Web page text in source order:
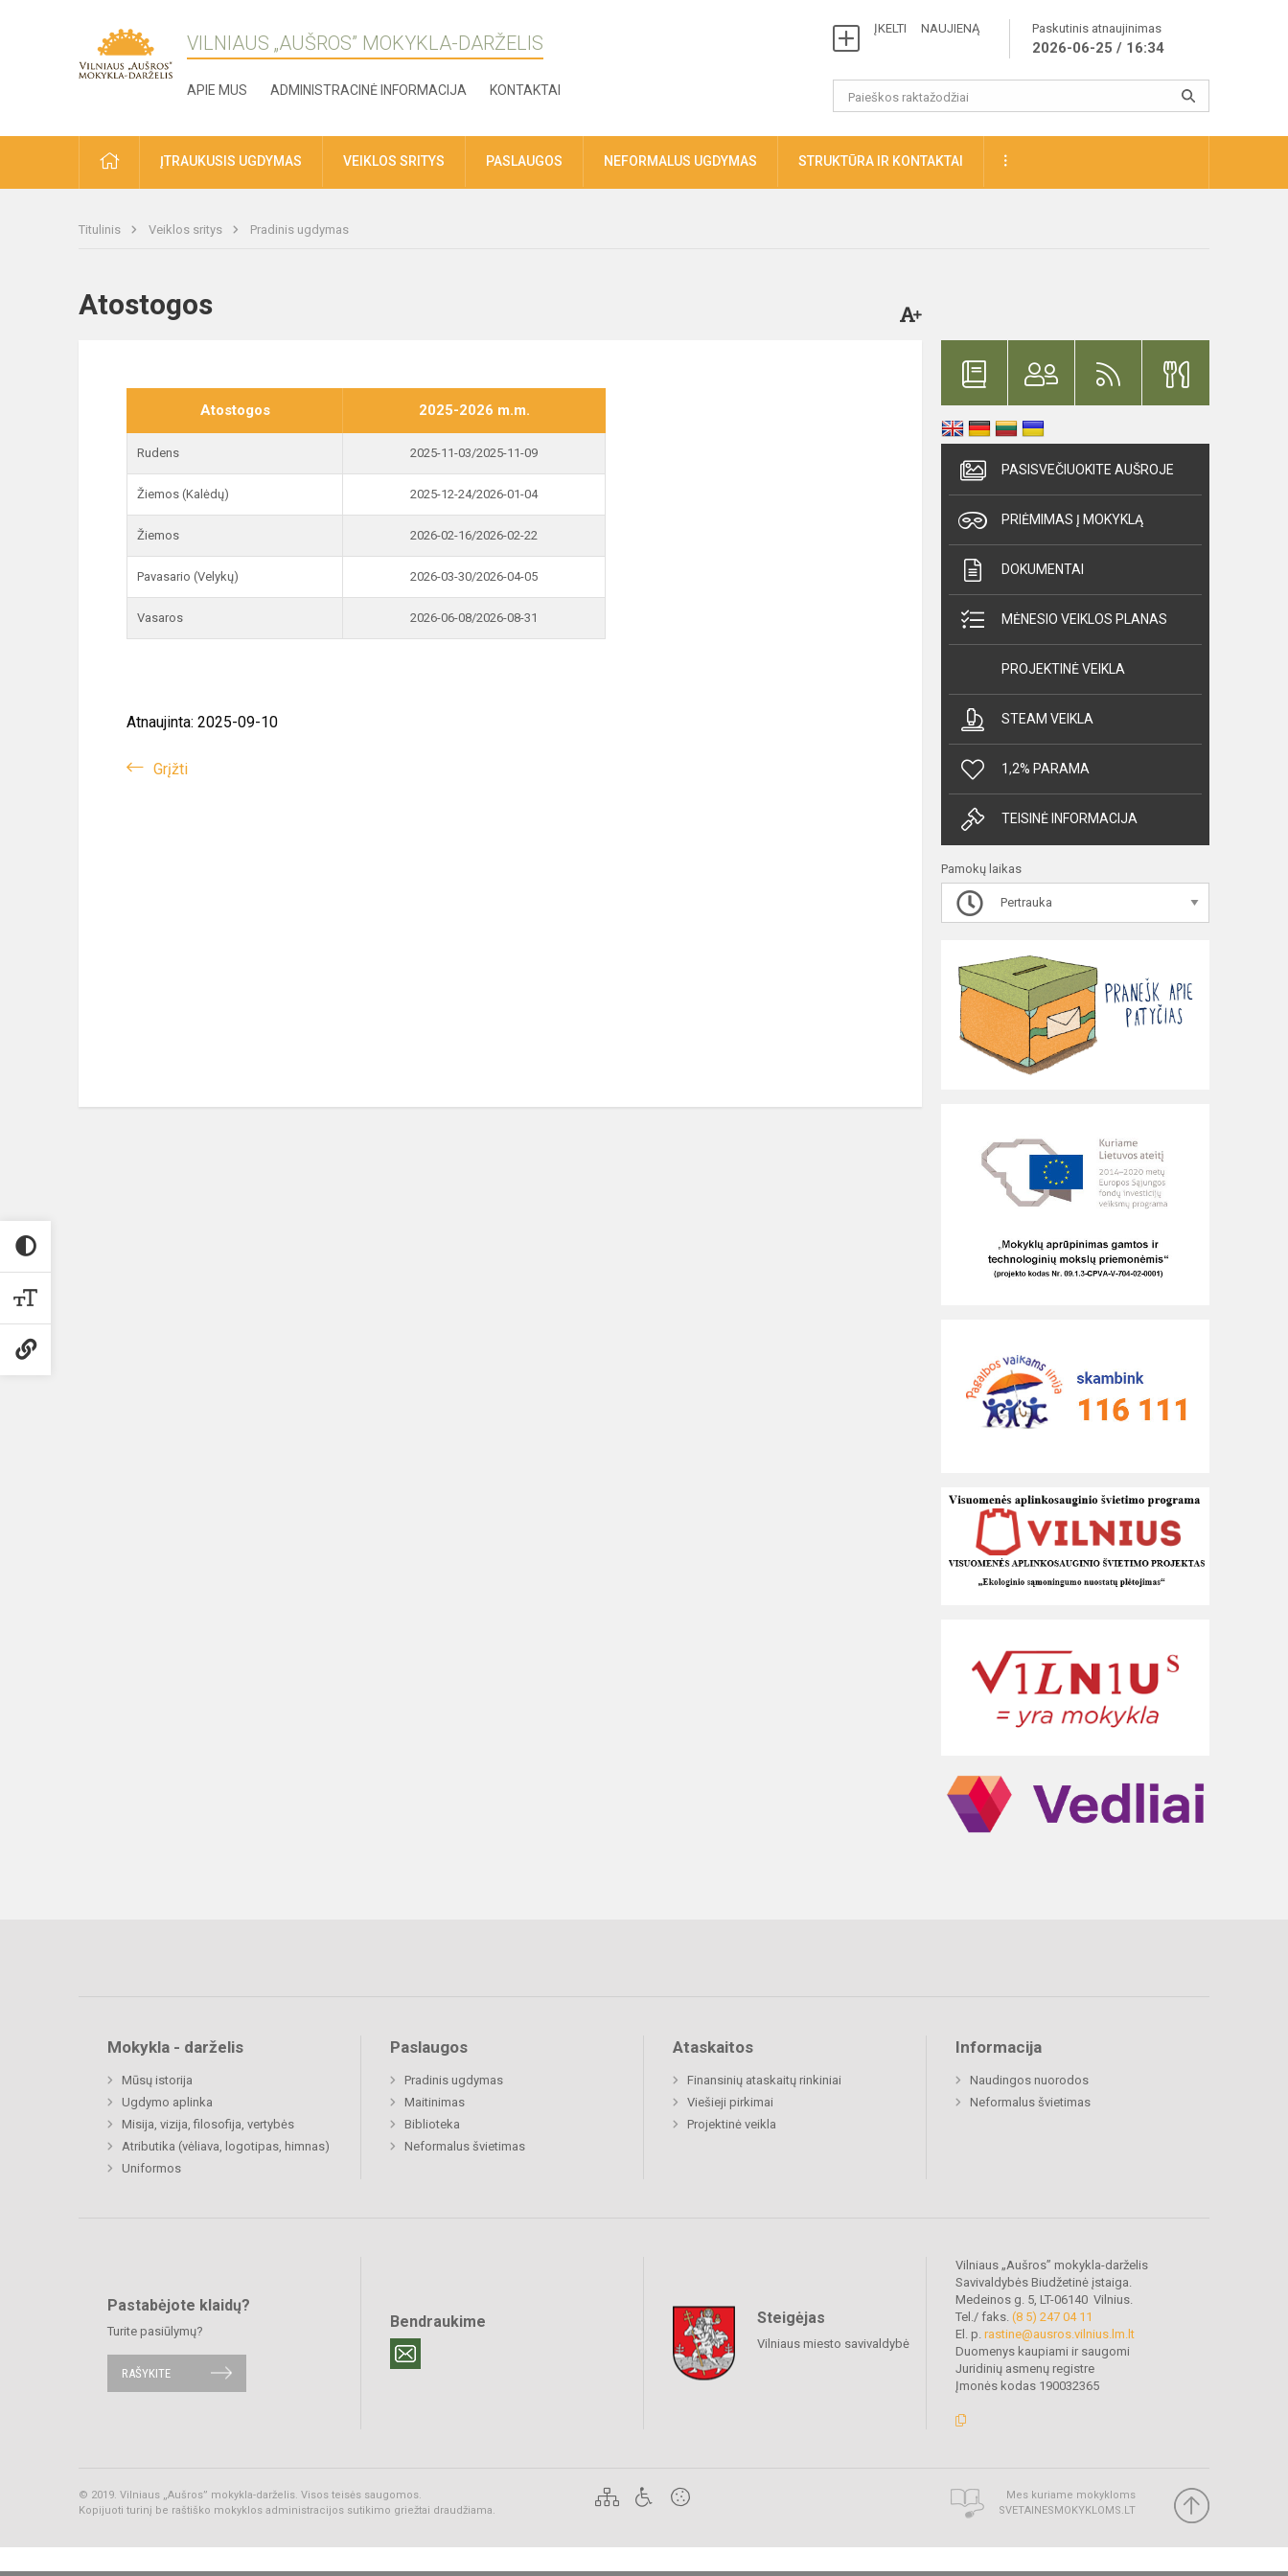
VILNIAUS „AUŠROS” MOKYKLA-DARŽELIS
APIE MUS ADMINISTRACINĖ INFORMACIJA KONTAKTAI
ĮKELTI NAUJIENĄ Paskutinis atnaujinimas
2026-06-25 / 16:34
ĮTRAUKUSIS UGDYMAS VEIKLOS SRITYS PASLAUGOS NEFORMALUS UGDYMAS STRUKTŪRA IR KONTAKTAI
Titulinis Veiklos sritys Pradinis ugdymas
Atostogos
Atostogos 2025-2026 m.m.
Rudens 2025-11-03/2025-11-09
Žiemos (Kalėdų) 2025-12-24/2026-01-04
Žiemos 2026-02-16/2026-02-22
Pavasario (Velykų) 2026-03-30/2026-04-05
Vasaros 2026-06-08/2026-08-31
Atnaujinta: 2025-09-10
Grįžti
PASISVEČIUOKITE AUŠROJE
PRIĖMIMAS Į MOKYKLĄ
DOKUMENTAI
MĖNESIO VEIKLOS PLANAS
PROJEKTINĖ VEIKLA
STEAM VEIKLA
1,2% PARAMA
TEISINĖ INFORMACIJA
Pamokų laikas
Pertrauka
Mokykla - darželis
Mūsų istorija
Ugdymo aplinka
Misija, vizija, filosofija, vertybės
Atributika (vėliava, logotipas, himnas)
Uniformos
Paslaugos
Pradinis ugdymas
Maitinimas
Biblioteka
Neformalus švietimas
Ataskaitos
Finansinių ataskaitų rinkiniai
Viešieji pirkimai
Projektinė veikla
Informacija
Naudingos nuorodos
Neformalus švietimas
Pastabėjote klaidų?
Turite pasiūlymų?
RAŠYKITE
Bendraukime Steigėjas
Vilniaus miesto savivaldybė
Vilniaus „Aušros” mokykla-darželis
Savivaldybės Biudžetinė įstaiga.
Medeinos g. 5, LT-06140 Vilnius.
Tel./ faks. (8 5) 247 04 11
El. p. rastine@ausros.vilnius.lm.lt
Duomenys kaupiami ir saugomi
Juridinių asmenų registre
Įmonės kodas 190032365
© 2019. Vilniaus „Aušros” mokykla-darželis. Visos teisės saugomos.
Kopijuoti turinį be raštiško mokyklos administracijos sutikimo griežtai draudžiama.
Mes kuriame mokykloms
SVETAINESMOKYKLOMS.LT